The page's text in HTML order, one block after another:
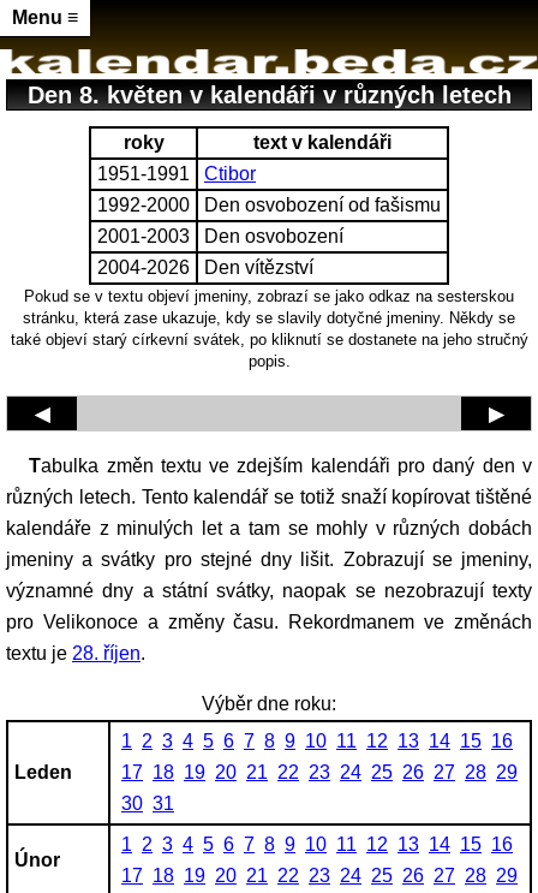
Menu ≡
Den 8. květen v kalendáři v různých letech
roky
text v kalendáři
1951-1991
Ctibor
1992-2000
Den osvobození od fašismu
2001-2003
Den osvobození
2004-2026
Den vítězství
Pokud se v textu objeví jmeniny, zobrazí se jako odkaz na sesterskou
stránku, která zase ukazuje, kdy se slavily dotyčné jmeniny. Někdy se
také objeví starý církevní svátek, po kliknutí se dostanete na jeho stručný
popis.
◀ ▶
Tabulka změn textu ve zdejším kalendáři pro daný den v
různých letech. Tento kalendář se totiž snaží kopírovat tištěné
kalendáře z minulých let a tam se mohly v různých dobách
jmeniny a svátky pro stejné dny lišit. Zobrazují se jmeniny,
významné dny a státní svátky, naopak se nezobrazují texty
pro Velikonoce a změny času. Rekordmanem ve změnách
textu je 28. říjen.
Výběr dne roku:
Leden
1 2 3 4 5 6 7 8 9 10 11 12 13 14 15 16
17 18 19 20 21 22 23 24 25 26 27 28 29
30 31
Únor
1 2 3 4 5 6 7 8 9 10 11 12 13 14 15 16
17 18 19 20 21 22 23 24 25 26 27 28 29